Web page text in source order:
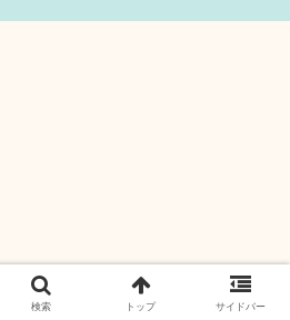
検索 トップ サイドバー